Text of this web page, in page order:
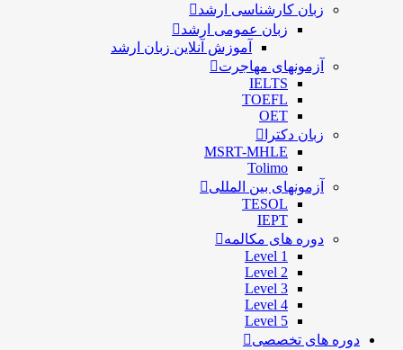
زبان کارشناسی ارشد
زبان عمومی ارشد
آموزش آنلاین زبان ارشد
آزمونهای مهاجرت
IELTS
TOEFL
OET
زبان دکترا
MSRT-MHLE
Tolimo
آزمونهای بین المللی
TESOL
IEPT
دوره های مکالمه
Level 1
Level 2
Level 3
Level 4
Level 5
دوره های تخصصی